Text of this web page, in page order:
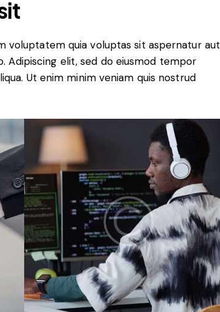
voluptatem quia voluptas sit aspernatur aut
Adipiscing elit, sed do eiusmod tempor
Ut enim minim veniam quis nostrud